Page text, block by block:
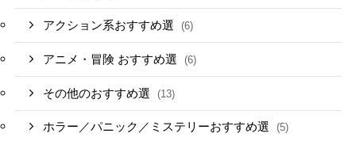
アクション系おすすめ選 (6)
アニメ・冒険 おすすめ選 (6)
その他のおすすめ選 (13)
ホラー／パニック／ミステリーおすすめ選 (5)